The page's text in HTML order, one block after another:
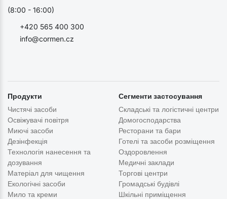
info@cormen.cz
+420 565 400 300
(8:00 - 16:00)
Продукти
Чистячі засоби
Освіжувачі повітря
Миючі засоби
Дезінфекція
Технологія нанесення та
дозування
Матеріал для чищення
Екологічні засоби
Мило та креми
Сегменти застосування
Складські та логістичні центри
Домогосподарства
Ресторани та бари
Готелі та засоби розміщення
Оздоровлення
Медичні заклади
Торгові центри
Громадські будівлі
Шкільні приміщення